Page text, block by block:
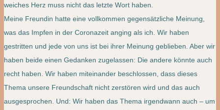
weiches Herz muss nicht das letzte Wort haben.
Meine Freundin hatte eine vollkommen gegensätzliche Meinung,
was das Impfen in der Coronazeit anging als ich. Wir haben
gestritten und jede von uns ist bei ihrer Meinung geblieben. Aber wir
haben beide einen Gedanken zugelassen: Die andere könnte auch
recht haben. Wir haben miteinander beschlossen, dass dieses
Thema unsere Freundschaft nicht zerstören wird und das auch
ausgesprochen. Und: Wir haben das Thema irgendwann auch – um